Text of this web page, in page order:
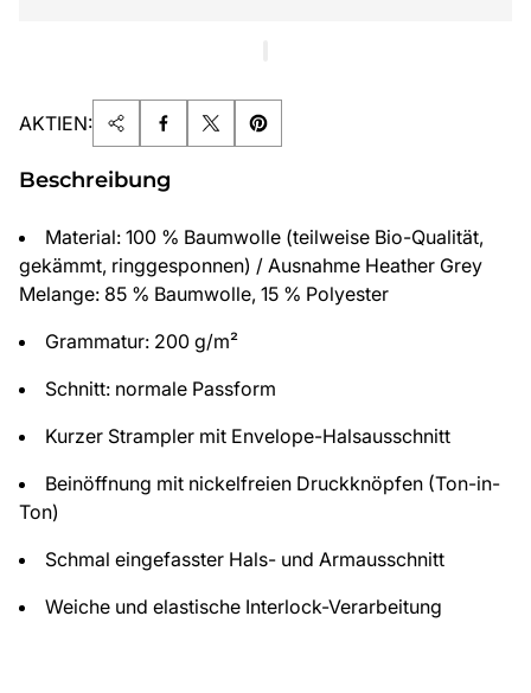
AKTIEN:
Beschreibung
Material: 100 % Baumwolle (teilweise Bio-Qualität,
gekämmt, ringgesponnen) / Ausnahme Heather Grey
Melange: 85 % Baumwolle, 15 % Polyester
Grammatur: 200 g/m²
Schnitt: normale Passform
Kurzer Strampler mit Envelope-Halsausschnitt
Beinöffnung mit nickelfreien Druckknöpfen (Ton-in-
Ton)
Schmal eingefasster Hals- und Armausschnitt
Weiche und elastische Interlock-Verarbeitung